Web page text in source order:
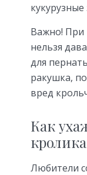
кукурузные
Важно!
нельзя
для
ракушка,
вред
Как
Любители